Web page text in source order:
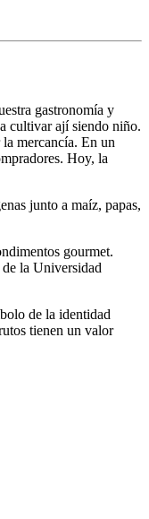
gastronomía y
cultivar ají siendo niño.
mercancía. En un
Hoy, la
junto a maíz, papas,
gourmet.
la Universidad
de la identidad
tienen un valor